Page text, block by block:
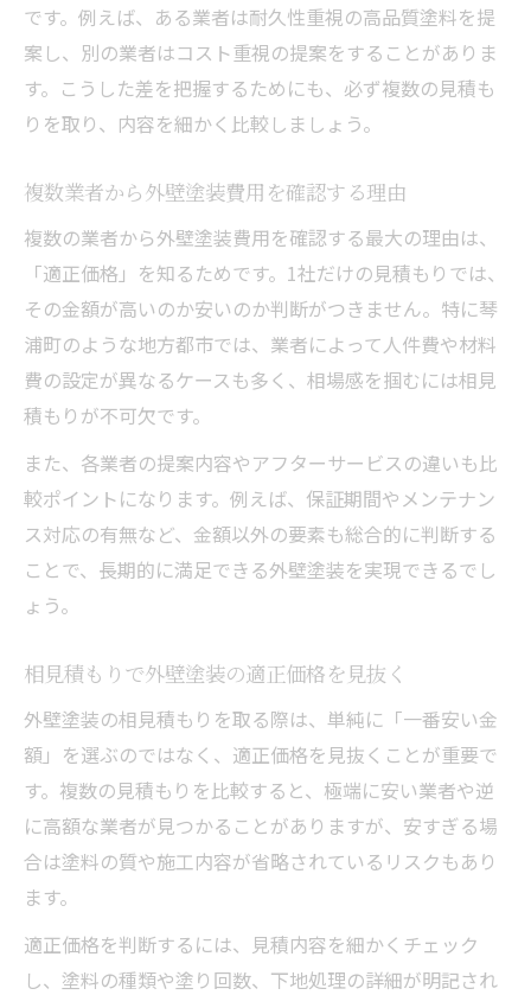
です。例えば、ある業者は耐久性重視の高品質塗料を提
案し、別の業者はコスト重視の提案をすることがありま
す。こうした差を把握するためにも、必ず複数の見積も
りを取り、内容を細かく比較しましょう。
複数業者から外壁塗装費用を確認する理由
複数の業者から外壁塗装費用を確認する最大の理由は、
「適正価格」を知るためです。1社だけの見積もりでは、
その金額が高いのか安いのか判断がつきません。特に琴
浦町のような地方都市では、業者によって人件費や材料
費の設定が異なるケースも多く、相場感を掴むには相見
積もりが不可欠です。
また、各業者の提案内容やアフターサービスの違いも比
較ポイントになります。例えば、保証期間やメンテナン
ス対応の有無など、金額以外の要素も総合的に判断する
ことで、長期的に満足できる外壁塗装を実現できるでし
ょう。
相見積もりで外壁塗装の適正価格を見抜く
外壁塗装の相見積もりを取る際は、単純に「一番安い金
額」を選ぶのではなく、適正価格を見抜くことが重要で
す。複数の見積もりを比較すると、極端に安い業者や逆
に高額な業者が見つかることがありますが、安すぎる場
合は塗料の質や施工内容が省略されているリスクもあり
ます。
適正価格を判断するには、見積内容を細かくチェック
し、塗料の種類や塗り回数、下地処理の詳細が明記され